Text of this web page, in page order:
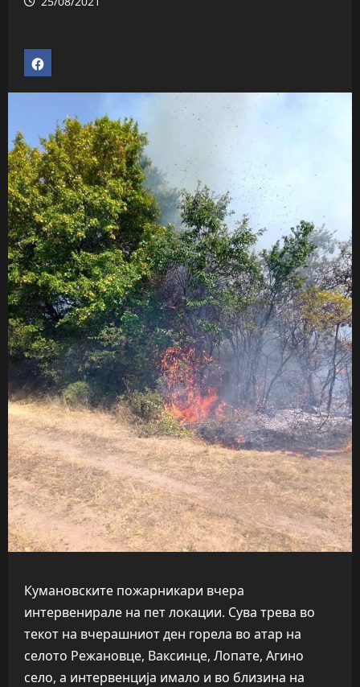
Кумановските пожарникари вчера
интервенирале на пет локации. Сува трева во
текот на вчерашниот ден горела во атар на
селото Режановце, Ваксинце, Лопате, Агино
село, а интервенција имало и во близина на